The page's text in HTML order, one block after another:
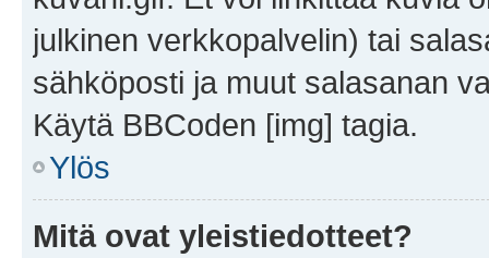
julkinen verkkopalvelin) tai
sähköposti ja muut salasanan
Käytä BBCoden [img] tagia.
Ylös
Mitä ovat yleistiedotteet?